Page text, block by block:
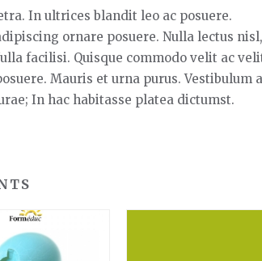
In ultrices blandit leo ac posuere.
ornare posuere. Nulla lectus nisl,
facilisi. Quisque commodo velit ac
Mauris et urna purus. Vestibulum
In hac habitasse platea dictumst.